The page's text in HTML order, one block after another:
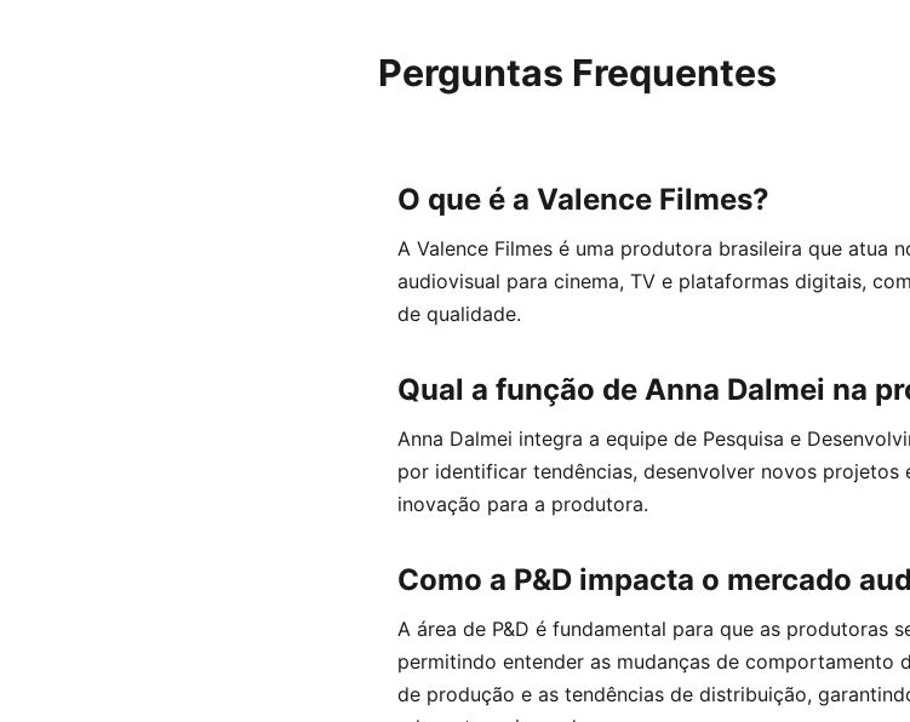
Perguntas Frequentes
O que é a Valence Filmes?
A Valence Filmes é uma produtora brasileira que atua
audiovisual para cinema, TV e plataformas digitais,
de qualidade.
Qual a função de Anna Dalmei na
Anna Dalmei integra a equipe de Pesquisa e
por identificar tendências, desenvolver novos projetos
inovação para a produtora.
Como a P&D impacta o mercado
A área de P&D é fundamental para que as produtoras
permitindo entender as mudanças de comportamento
de produção e as tendências de distribuição,